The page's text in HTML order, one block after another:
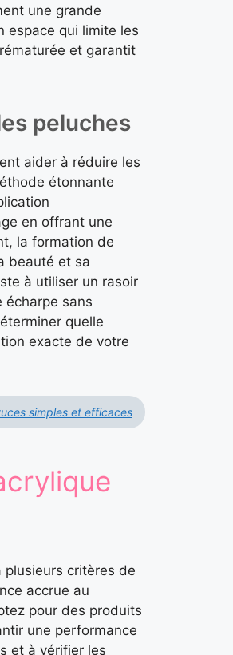
une grande
espace qui limite les
et garantit
peluches
aider à réduire les
étonnante
en offrant une
la formation de
beauté et sa
à utiliser un rasoir
écharpe sans
quelle
exacte de votre
simples et efficaces
critères de
accrue au
pour des produits
une performance
et à vérifier les